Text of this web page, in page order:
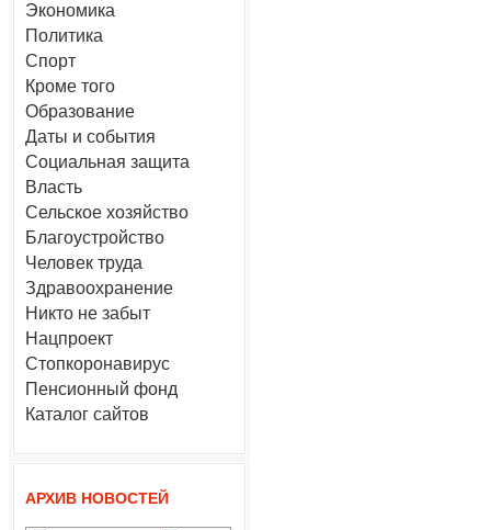
Экономика
Политика
Спорт
Кроме того
Образование
Даты и события
Социальная защита
Власть
Сельское хозяйство
Благоустройство
Человек труда
Здравоохранение
Никто не забыт
Нацпроект
Стопкоронавирус
Пенсионный фонд
Каталог сайтов
АРХИВ НОВОСТЕЙ